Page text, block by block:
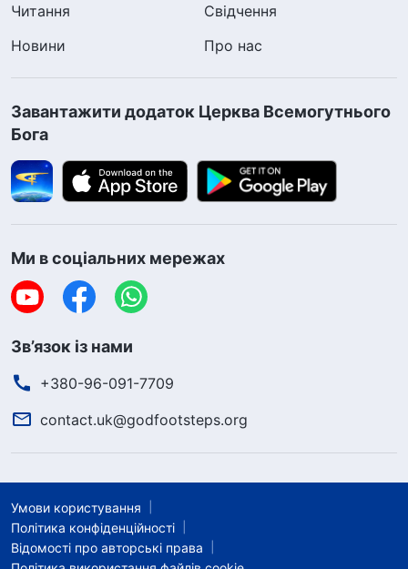
Читання
Свідчення
Новини
Про нас
Завантажити додаток Церква Всемогутнього
Бога
Ми в соціальних мережах
Зв’язок із нами
+380-96-091-7709
contact.uk@godfootsteps.org
Умови користування
Політика конфіденційності
Відомості про авторські права